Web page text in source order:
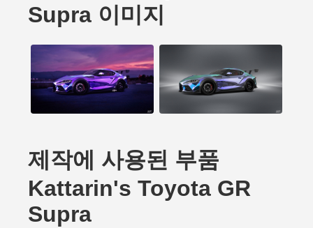
Supra 이미지
제작에 사용된 부품
Kattarin's Toyota GR
Supra